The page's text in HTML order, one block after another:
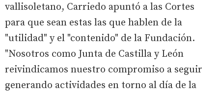
vallisoletano, Carriedo apuntó a las Cortes
para que sean estas las que hablen de la
"utilidad" y el "contenido" de la Fundación.
"Nosotros como Junta de Castilla y León
reivindicamos nuestro compromiso a seguir
generando actividades en torno al día de la